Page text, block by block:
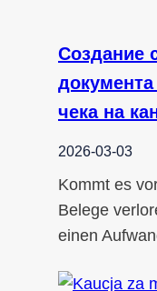
Создание
чека на
2026-03-03
Kommt es
Belege
einen